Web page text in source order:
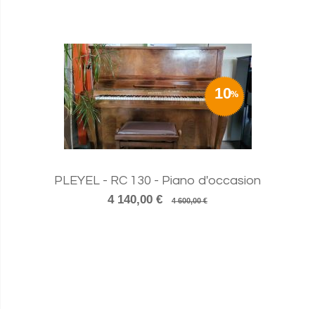
10
PLEYEL - RC 130 - Piano d'occasion
4 140,00 €
4 600,00 €